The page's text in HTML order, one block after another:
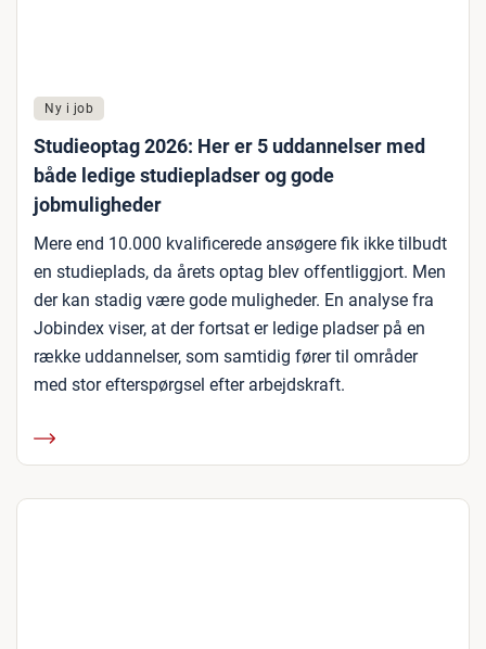
Ny i job
Studieoptag 2026: Her er 5 uddannelser med
både ledige studiepladser og gode
jobmuligheder
Mere end 10.000 kvalificerede ansøgere fik ikke tilbudt
en studieplads, da årets optag blev offentliggjort. Men
der kan stadig være gode muligheder. En analyse fra
Jobindex viser, at der fortsat er ledige pladser på en
række uddannelser, som samtidig fører til områder
med stor efterspørgsel efter arbejdskraft.